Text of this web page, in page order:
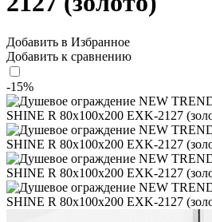
Добавить в Избранное
Добавить к сравнению
-15%